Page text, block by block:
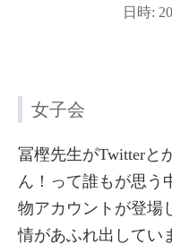
日時:
女子会
冨樫先生がTwitterと
ん！って誰もが思う
物アカウントが登場
情があふれ出してい